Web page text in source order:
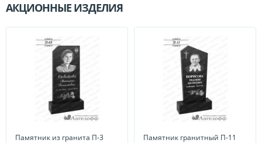
АКЦИОННЫЕ ИЗДЕЛИЯ
Памятник из гранита П-3 Памятник гранитный П-11